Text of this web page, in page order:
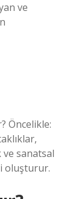
ve
Öncelikle:
sanatsal
oluşturur.